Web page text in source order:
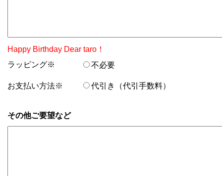
Happy Birthday Dear taro！
ラッピング※
不必要
お支払い方法※ 代引き（代引手数料）
その他ご要望など